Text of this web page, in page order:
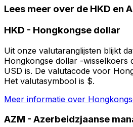
Lees meer over de HKD en
HKD - Hongkongse dollar
Uit onze valutaranglijsten blijkt
Hongkongse dollar -wisselkoers
USD is. De valutacode voor
Het valutasymbool is $.
Meer informatie over
AZM - Azerbeidzjaanse